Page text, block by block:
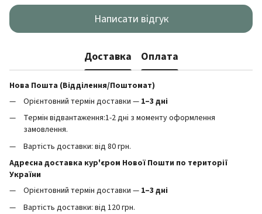
Написати відгук
Доставка Оплата
Нова Пошта (Відділення/Поштомат)
Орієнтовний термін доставки — 1–3 дні
Термін відвантаження:1-2 дні з моменту оформлення
замовлення.
Вартість доставки: від 80 грн.
Адресна доставка кур'єром Нової Пошти по території
України
Орієнтовний термін доставки — 1–3 дні
Вартість доставки: від 120 грн.